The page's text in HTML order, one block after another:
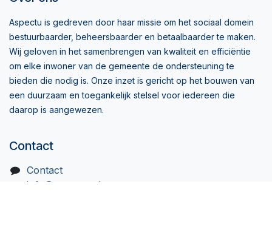
Aspectu is gedreven door haar missie om het sociaal domein
bestuurbaarder, beheersbaarder en betaalbaarder te maken.
Wij geloven in het samenbrengen van kwaliteit en efficiëntie
om elke inwoner van de gemeente de ondersteuning te
bieden die nodig is. Onze inzet is gericht op het bouwen van
een duurzaam en toegankelijk stelsel voor iedereen die
daarop is aangewezen.
Contact
Contact
info@aspectu.nl